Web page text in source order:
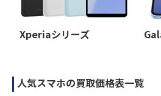
Xperiaシリーズ
人気スマホの買取価格表一覧